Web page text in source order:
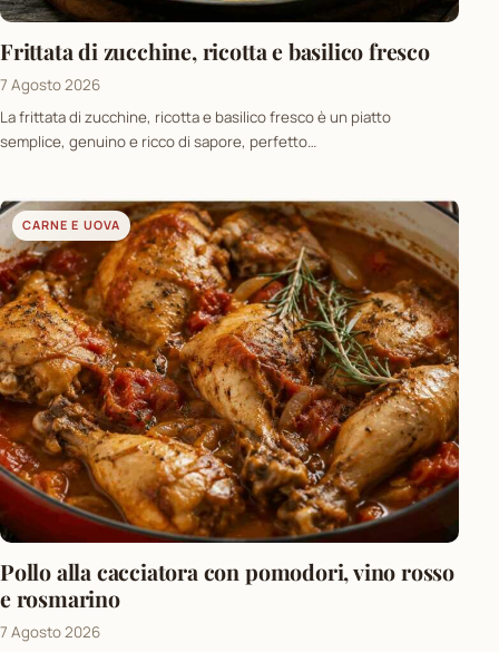
Frittata di zucchine, ricotta e basilico fresco
7 Agosto 2026
La frittata di zucchine, ricotta e basilico fresco è un piatto
semplice, genuino e ricco di sapore, perfetto…
CARNE E UOVA
Pollo alla cacciatora con pomodori, vino rosso
e rosmarino
7 Agosto 2026